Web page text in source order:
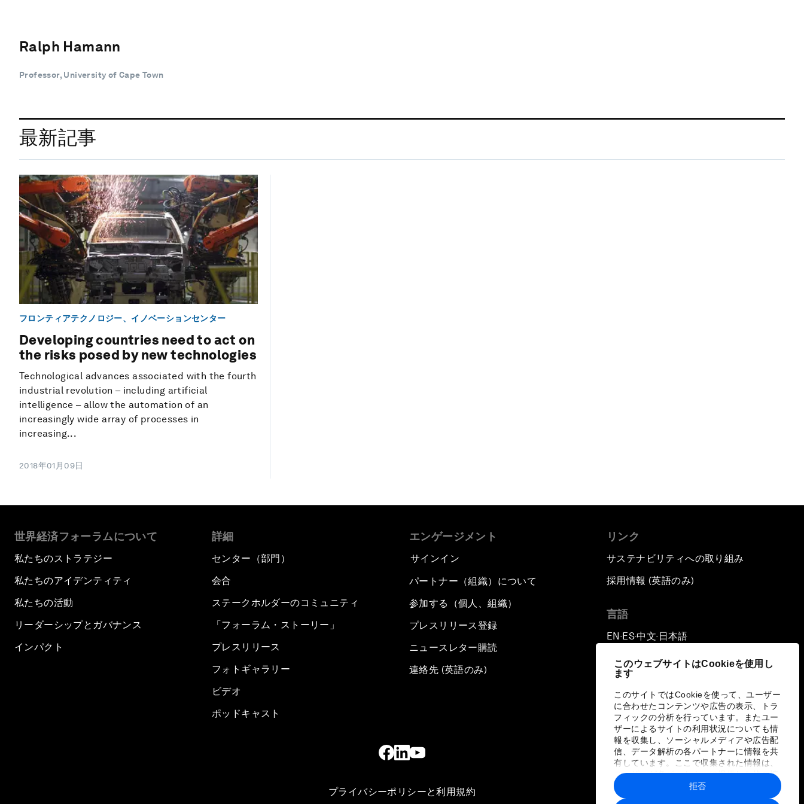
このウェブサイトはCookieを使用し
ます
このサイトではCookieを使って、ユーザー
に合わせたコンテンツや広告の表示、トラ
フィックの分析を行っています。またユー
ザーによるサイトの利用状況についても情
報を収集し、ソーシャルメディアや広告配
信、データ解析の各パートナーに情報を共
有しています。ここで収集された情報は、
ユーザーが各パートナーに提供した他の情
報や各パートナーのサービスを使用した際
に収集された情報と組み合わされ、各パー
拒否
Ralph Hamann
Professor, University of Cape Town
最新記事
フロンティアテクノロジー、イノベーションセンター
Developing countries need to act on
the risks posed by new technologies
Technological advances associated with the fourth
industrial revolution – including artificial
intelligence – allow the automation of an
increasingly wide array of processes in
increasing...
2018年01月09日
世界経済フォーラムについて
私たちのストラテジー
私たちのアイデンティティ
私たちの活動
リーダーシップとガバナンス
インパクト
詳細
センター（部門）
会合
ステークホルダーのコミュニティ
「フォーラム・ストーリー」
プレスリリース
フォトギャラリー
ビデオ
ポッドキャスト
エンゲージメント
サインイン
パートナー（組織）について
参加する（個人、組織）
プレスリリース登録
ニュースレター購読
連絡先 (英語のみ)
リンク
サステナビリティへの取り組み
採用情報 (英語のみ)
言語
EN ▪ ES▪中文▪ 日本語
プライバシーポリシーと利用規約